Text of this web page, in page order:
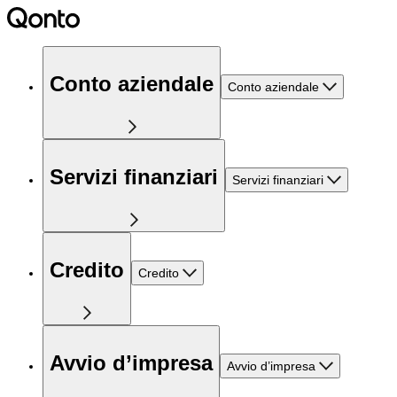
Conto aziendale Conto aziendale
Servizi finanziari Servizi finanziari
Credito Credito
Avvio d’impresa Avvio d’impresa